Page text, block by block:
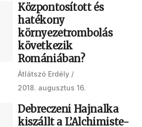
Központosított és
hatékony
környezetrombolás
következik
Romániában?
Átlátszó Erdély
2018. augusztus 16.
Debreczeni Hajnalka
kiszállt a L’Alchimiste-